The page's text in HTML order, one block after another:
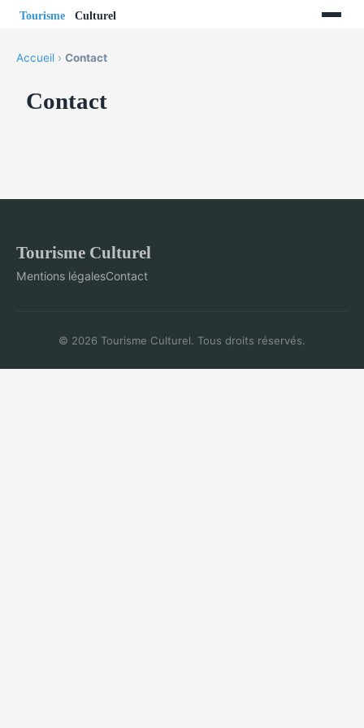
Accueil › Contact
Contact
Tourisme Culturel
Mentions légalesContact
© 2026 Tourisme Culturel. Tous droits réservés.